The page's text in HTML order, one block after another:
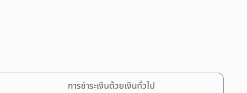
การชำระเงินด้วยเงินทั่วไป